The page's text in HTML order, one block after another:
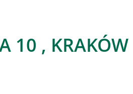
10 , KRAKÓW